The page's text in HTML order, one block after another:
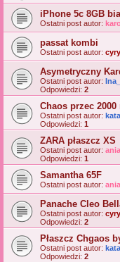
iPhone 5c 8GB
Ostatni post autor:
passat kombi
Ostatni post autor:
Asymetryczny
Ostatni post autor:
Odpowiedzi: 2
Chaos przec 2000
Ostatni post autor:
Odpowiedzi: 1
ZARA płaszcz XS
Ostatni post autor:
Odpowiedzi: 1
Samantha 65F
Ostatni post autor:
Panache Cleo
Ostatni post autor:
Odpowiedzi: 2
Płaszcz Chgaos
Ostatni post autor:
Odpowiedzi: 2